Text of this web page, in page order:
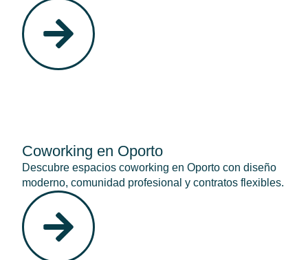
Coworking en Oporto
Descubre espacios coworking en Oporto con diseño
moderno, comunidad profesional y contratos flexibles.